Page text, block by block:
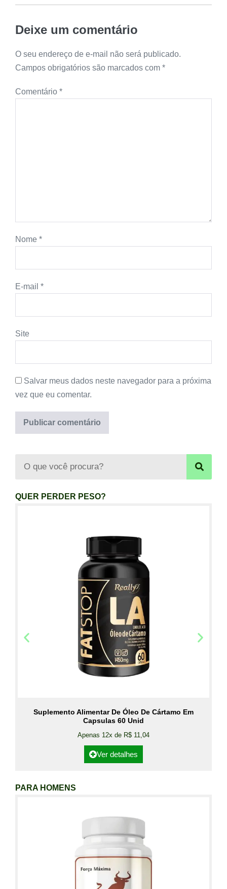
Deixe um comentário
O seu endereço de e-mail não será publicado.
Campos obrigatórios são marcados com *
Comentário *
Nome *
E-mail *
Site
Salvar meus dados neste navegador para a próxima
vez que eu comentar.
QUER PERDER PESO?
Suplemento Alimentar De Óleo De Cártamo Em
Capsulas 60 Unid
Apenas 12x de R$ 11,04
Ver detalhes
PARA HOMENS